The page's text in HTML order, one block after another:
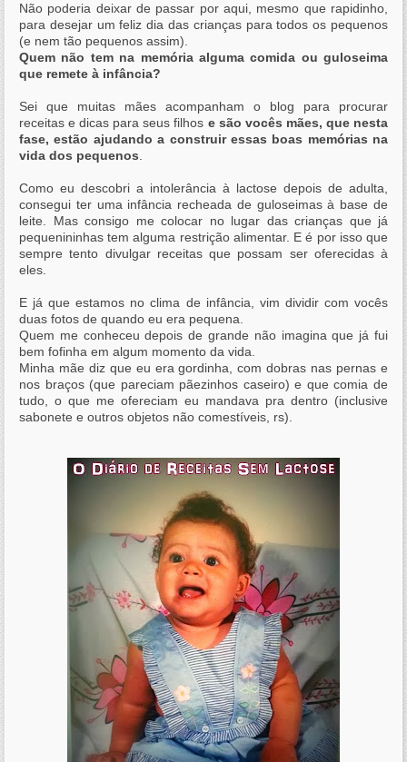
Não poderia deixar de passar por aqui, mesmo que rapidinho,
para desejar um feliz dia das crianças para todos os pequenos
(e nem tão pequenos assim).
Quem não tem na memória alguma comida ou guloseima
que remete à infância?
Sei que muitas mães acompanham o blog para procurar
receitas e dicas para seus filhos e são vocês mães, que nesta
fase, estão ajudando a construir essas boas memórias na
vida dos pequenos
Como eu descobri a intolerância à lactose depois de adulta,
consegui ter uma infância recheada de guloseimas à base de
leite. Mas consigo me colocar no lugar das crianças que já
pequenininhas tem alguma restrição alimentar. E é por isso que
sempre tento divulgar receitas que possam ser oferecidas à
eles.
E já que estamos no clima de infância, vim dividir com vocês
duas fotos de quando eu era pequena.
Quem me conheceu depois de grande não imagina que já fui
bem fofinha em algum momento da vida.
Minha mãe diz que eu era gordinha, com dobras nas pernas e
nos braços (que pareciam pãezinhos caseiro) e que comia de
tudo, o que me ofereciam eu mandava pra dentro (inclusive
sabonete e outros objetos não comestíveis, rs).